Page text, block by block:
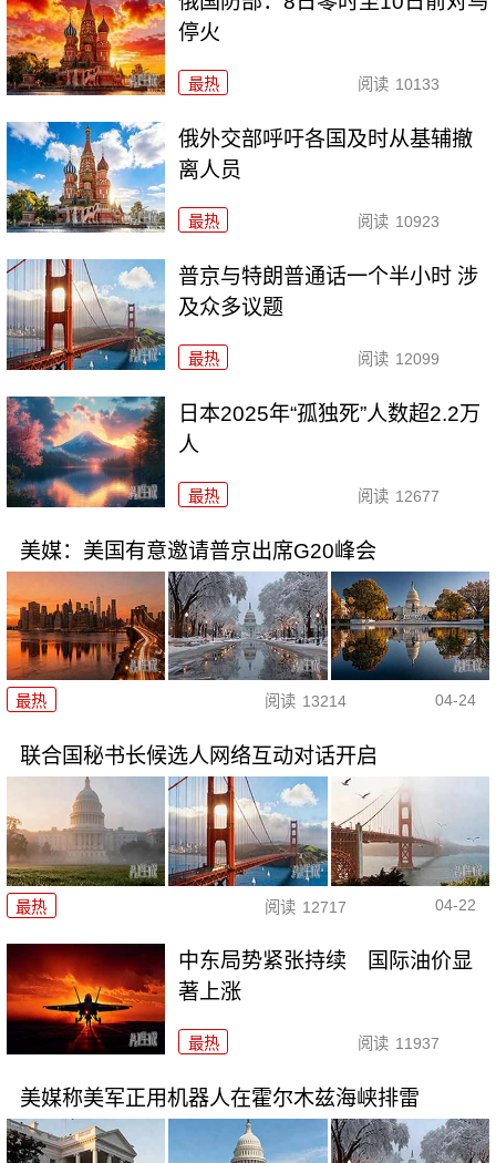
停火
最热 阅读 10133
俄外交部呼吁各国及时从基辅撤
离人员
最热 阅读 10923
普京与特朗普通话一个半小时 涉
及众多议题
最热 阅读 12099
日本2025年“孤独死”人数超2.2万
人
最热 阅读 12677
美媒：美国有意邀请普京出席G20峰会
最热 阅读 13214 04-24
联合国秘书长候选人网络互动对话开启
最热 阅读 12717 04-22
中东局势紧张持续 国际油价显
著上涨
最热 阅读 11937
美媒称美军正用机器人在霍尔木兹海峡排雷